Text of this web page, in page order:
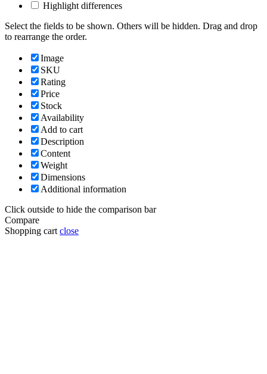
Highlight differences
Select the fields to be shown. Others will be hidden. Drag and drop
to rearrange the order.
Image
SKU
Rating
Price
Stock
Availability
Add to cart
Description
Content
Weight
Dimensions
Additional information
Click outside to hide the comparison bar
Compare
Shopping cart close